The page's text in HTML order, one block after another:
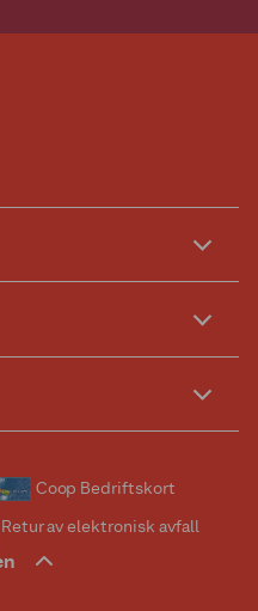
Coop Bedriftskort
Retur av elektronisk avfall